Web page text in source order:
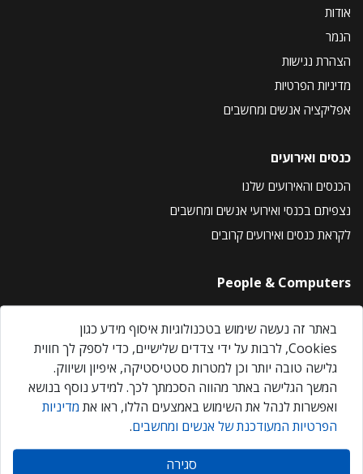
אודות
הנמר
הצהרת נגישות
מדיניות הפרטיות
אפליקציה אנשים ומחשבים
כנסים ואירועים
הכנסים והאירועים שלנו
נצפיתם בכנסי ואירועי אנשים ומחשבים
לקראת כנסים ואירועים קרובים
People & Computers
About Us
Privacy Policy
Contact Us
Our Events
אנשים ומחשבים © 2026 – כל הזכויות שמורות
באתר זה נעשה שימוש בטכנולוגיות איסוף מידע כגון
Cookies, לרבות על ידי צדדים שלישיים, כדי לספק לך חווית
גלישה טובה יותר וכן למטרות סטטיסטיקה, איפיון ושיווק.
המשך הגלישה באתר מהווה הסכמתך לכך. למידע נוסף בנושא
ואפשרות לנהל את השימוש באמצעים הללו, ראו את מדיניות
הפרטיות המעודכנת של אנשים ומחשבים.
סגירה